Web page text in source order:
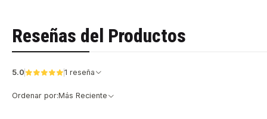
Reseñas del Productos
5.0 1 reseña
Ordenar por:Más Reciente